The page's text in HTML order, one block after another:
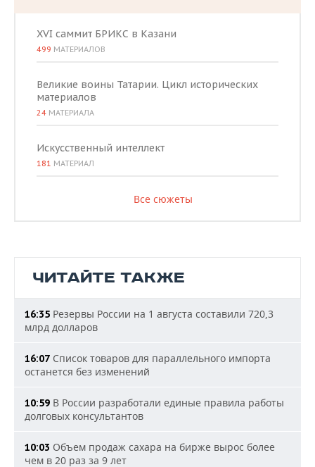
XVI саммит БРИКС в Казани
499 МАТЕРИАЛОВ
Великие воины Татарии. Цикл исторических
материалов
24 МАТЕРИАЛА
Искусственный интеллект
181 МАТЕРИАЛ
Все сюжеты
ЧИТАЙТЕ ТАКЖЕ
16:35 Резервы России на 1 августа составили 720,3
млрд долларов
16:07 Список товаров для параллельного импорта
останется без изменений
10:59 В России разработали единые правила работы
долговых консультантов
10:03 Объем продаж сахара на бирже вырос более
чем в 20 раз за 9 лет